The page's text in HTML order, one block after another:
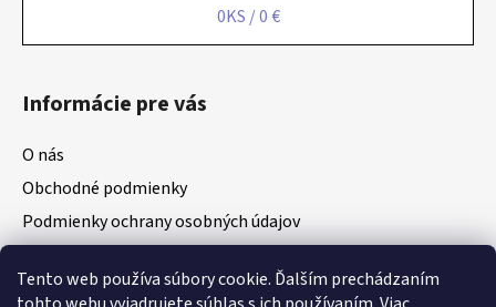
Tento web používa súbory cookie. Ďalším prechádzaním
0KS /0 €
Informácie pre vás
O nás
Obchodné podmienky
Podmienky ochrany osobných údajov
Reklamácie